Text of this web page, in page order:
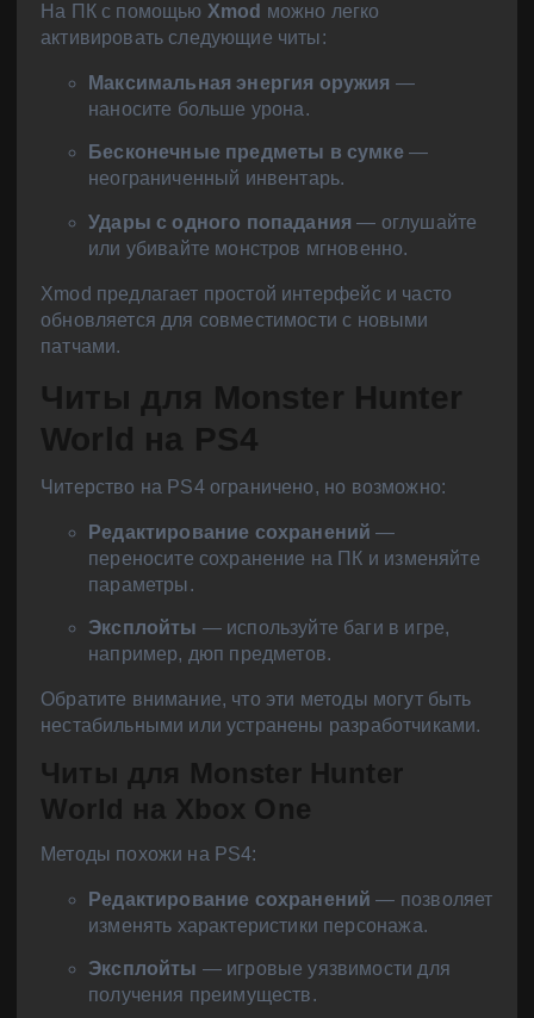
На ПК с помощью Xmod можно легко
активировать следующие читы:
Максимальная энергия оружия —
наносите больше урона.
Бесконечные предметы в сумке —
неограниченный инвентарь.
Удары с одного попадания — оглушайте
или убивайте монстров мгновенно.
Xmod предлагает простой интерфейс и часто
обновляется для совместимости с новыми
патчами.
Читы для Monster Hunter
World на PS4
Читерство на PS4 ограничено, но возможно:
Редактирование сохранений —
переносите сохранение на ПК и изменяйте
параметры.
Эксплойты — используйте баги в игре,
например, дюп предметов.
Обратите внимание, что эти методы могут быть
нестабильными или устранены разработчиками.
Читы для Monster Hunter
World на Xbox One
Методы похожи на PS4:
Редактирование сохранений — позволяет
изменять характеристики персонажа.
Эксплойты — игровые уязвимости для
получения преимуществ.